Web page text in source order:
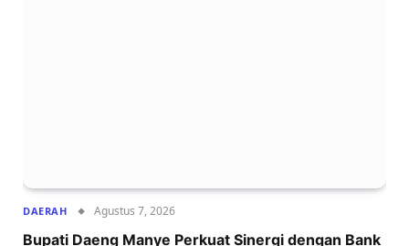
DAERAH Agustus 7, 2026
Bupati Daeng Manye Perkuat Sinergi dengan Bank